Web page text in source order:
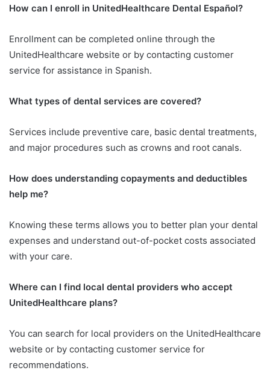
How can I enroll in UnitedHealthcare Dental Español?
Enrollment can be completed online through the
UnitedHealthcare website or by contacting customer
service for assistance in Spanish.
What types of dental services are covered?
Services include preventive care, basic dental treatments,
and major procedures such as crowns and root canals.
How does understanding copayments and deductibles
help me?
Knowing these terms allows you to better plan your dental
expenses and understand out-of-pocket costs associated
with your care.
Where can I find local dental providers who accept
UnitedHealthcare plans?
You can search for local providers on the UnitedHealthcare
website or by contacting customer service for
recommendations.